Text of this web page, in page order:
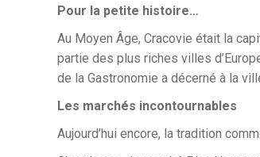
Pour la petite histoire…
Au Moyen Âge, Cracovie était la
partie des plus riches villes
de la Gastronomie a décerné à la
Les marchés incontournables
Aujourd’hui encore, la tradition